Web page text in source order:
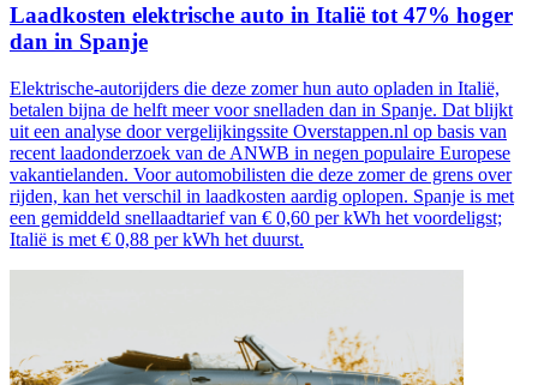
Laadkosten elektrische auto in Italië tot 47% hoger
dan in Spanje
Elektrische-autorijders die deze zomer hun auto opladen in Italië,
betalen bijna de helft meer voor snelladen dan in Spanje. Dat blijkt
uit een analyse door vergelijkingssite Overstappen.nl op basis van
recent laadonderzoek van de ANWB in negen populaire Europese
vakantielanden. Voor automobilisten die deze zomer de grens over
rijden, kan het verschil in laadkosten aardig oplopen. Spanje is met
een gemiddeld snellaadtarief van € 0,60 per kWh het voordeligst;
Italië is met € 0,88 per kWh het duurst.